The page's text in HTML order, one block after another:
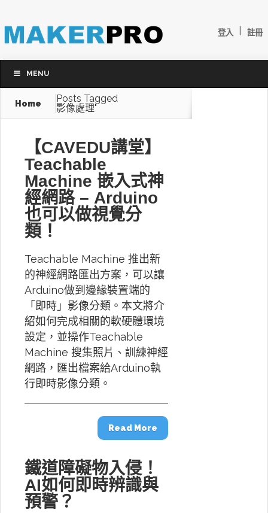
登入 註冊
MENU
Home
Posts Tagged
影像處理"
【CAVEDU講堂】
Teachable
Machine 嵌入式神
經網路 – Arduino
也可以做視覺分
類！
Teachable Machine 推出新
的神經網路匯出方案，可以讓
Arduino做到邊緣裝置端的
「即時」影像分類。本文將介
紹如何完成相關的軟硬體環境
設定，並操作Teachable
Machine 搜集照片、訓練神經
網路，匯出檔案給Arduino執
行即時影像分類。
Read More
鐵道障礙物入侵！
AI如何即時辨識與
預警？